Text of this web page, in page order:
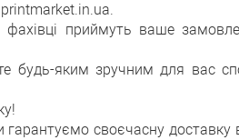
приймуть ваше
будь-яким зручним для вас
гарантуємо своєчасну